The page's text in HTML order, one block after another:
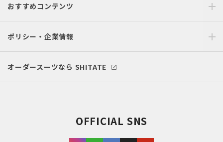
おすすめコンテンツ
ポリシー・企業情報
オーダースーツなら SHITATE
OFFICIAL SNS